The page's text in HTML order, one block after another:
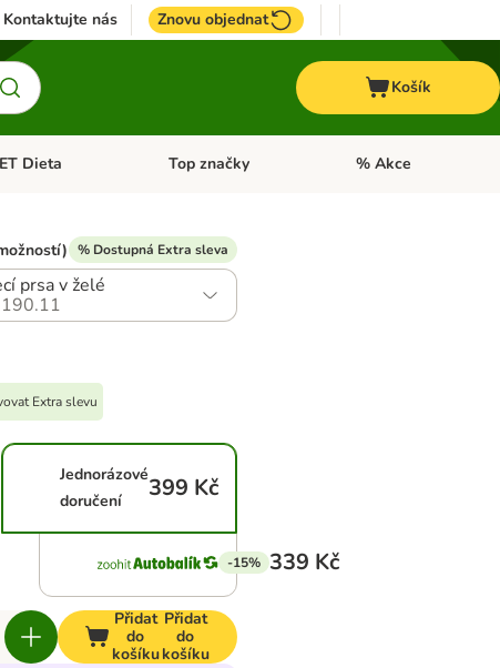
Kontaktujte nás Znovu objednat
Košík
menu: Koně
Dieta Otevřít menu: + VET Dieta
Top značky Otevřít menu: Top
% Akce
% Dostupná Extra sleva
prsa v želé
Extra slevu
Jednorázové
doručení
399 Kč
-15% 339 Kč
Přidat
do
košíku
Přidat
do
košíku